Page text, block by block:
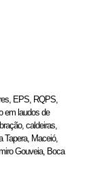
EPS, RQPS,
em laudos de
caldeiras,
Tapera, Maceió,
Gouveia, Boca